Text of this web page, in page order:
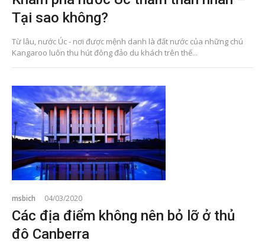
Tại sao không?
Từ lâu, nước Úc - nơi được mệnh danh là đất nước của những chú
Kangaroo luôn thu hút đông đảo du khách trên thế...
msbich 04/03/2020
Các địa điểm không nên bỏ lỡ ở thủ
đô Canberra